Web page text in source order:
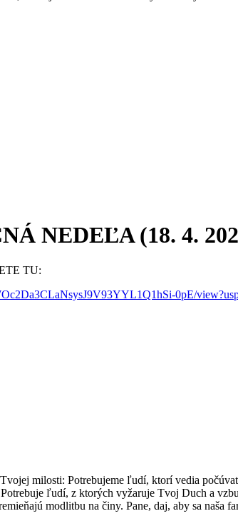
NEDEĽA (18. 4.
TU:
0pE/
milosti: Potrebujeme ľudí, ktorí vedia
ľudí, z ktorých vyžaruje Tvoj Duch a
modlitbu na činy. Pane, daj, aby sa naša